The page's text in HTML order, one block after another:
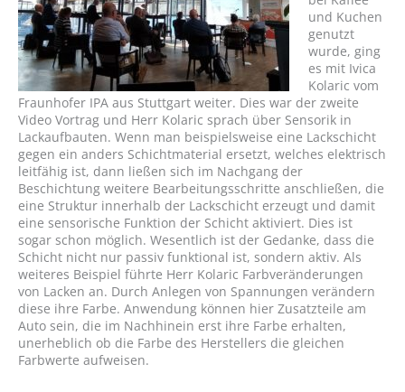
und Kuchen
genutzt
wurde, ging
es mit Ivica
Kolaric vom
Fraunhofer IPA aus Stuttgart weiter. Dies war der zweite
Video Vortrag und Herr Kolaric sprach über Sensorik in
Lackaufbauten. Wenn man beispielsweise eine Lackschicht
gegen ein anders Schichtmaterial ersetzt, welches elektrisch
leitfähig ist, dann ließen sich im Nachgang der
Beschichtung weitere Bearbeitungsschritte anschließen, die
eine Struktur innerhalb der Lackschicht erzeugt und damit
eine sensorische Funktion der Schicht aktiviert. Dies ist
sogar schon möglich. Wesentlich ist der Gedanke, dass die
Schicht nicht nur passiv funktional ist, sondern aktiv. Als
weiteres Beispiel führte Herr Kolaric Farbveränderungen
von Lacken an. Durch Anlegen von Spannungen verändern
diese ihre Farbe. Anwendung können hier Zusatzteile am
Auto sein, die im Nachhinein erst ihre Farbe erhalten,
unerheblich ob die Farbe des Herstellers die gleichen
Farbwerte aufweisen.